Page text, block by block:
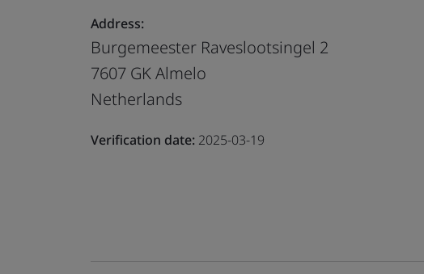
Address:
Burgemeester Raveslootsingel 2
7607 GK Almelo
Netherlands
Verification date: 2025-03-19